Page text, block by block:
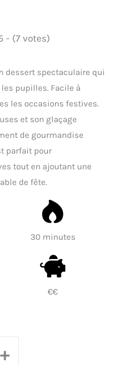
- (7 votes)
dessert spectaculaire qui
pupilles. Facile à
les occasions festives.
et son glaçage
de gourmandise
parfait pour
tout en ajoutant une
de fête.
30 minutes
€€
+